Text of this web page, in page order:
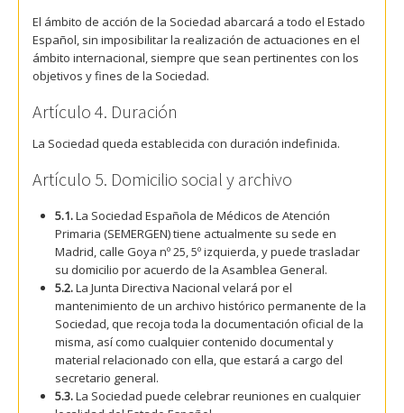
El ámbito de acción de la Sociedad abarcará a todo el Estado
Español, sin imposibilitar la realización de actuaciones en el
ámbito internacional, siempre que sean pertinentes con los
objetivos y fines de la Sociedad.
Artículo 4. Duración
La Sociedad queda establecida con duración indefinida.
Artículo 5. Domicilio social y archivo
5.1.La Sociedad Española de Médicos de Atención
Primaria (SEMERGEN) tiene actualmente su sede en
Madrid, calle Goya nº 25, 5º izquierda, y puede trasladar
su domicilio por acuerdo de la Asamblea General.
5.2.La Junta Directiva Nacional velará por el
mantenimiento de un archivo histórico permanente de la
Sociedad, que recoja toda la documentación oficial de la
misma, así como cualquier contenido documental y
material relacionado con ella, que estará a cargo del
secretario general.
5.3.La Sociedad puede celebrar reuniones en cualquier